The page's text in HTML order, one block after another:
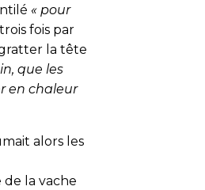
« pour
fois par
la tête
que les
en chaleur
alors les
la vache